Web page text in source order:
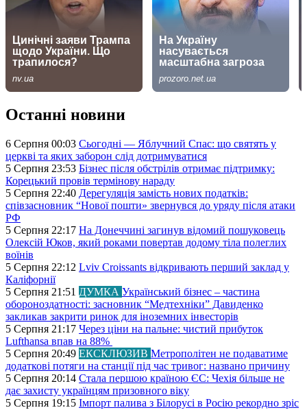
Останні новини
6 Серпня 00:03 Сьогодні — Яблучний Спас: що святять у
церкві та яких заборон слід дотримуватися
5 Серпня 23:53 Бізнес після обстрілів отримає підтримку:
Корецький провів термінову нараду
5 Серпня 22:40 Дерегуляція замість нових податків:
співзасновник “Нової пошти» звернувся до уряду після атаки
РФ
5 Серпня 22:17 На Донеччині загинув відомий пошуковець
Олексій Юков, який роками повертав додому тіла полеглих
воїнів
5 Серпня 22:12 Lviv Croissants відкривають перший заклад у
Каліфорнії
5 Серпня 21:51 ДУМКА Український бізнес – частина
обороноздатності: засновник “Медтехніки” Давиденко
закликав закрити ринок для іноземних інвесторів
5 Серпня 21:17 Через ціни на пальне: чистий прибуток
Lufthansa впав на 88%
5 Серпня 20:49 ЕКСКЛЮЗИВ Метрополітен не подаватиме
додаткові потяги на станції під час тривог: названо причину
5 Серпня 20:14 Стала першою країною ЄС: Чехія більше не
дає захисту українцям призовного віку
5 Серпня 19:15 Імпорт палива з Білорусі в Росію рекордно зріс